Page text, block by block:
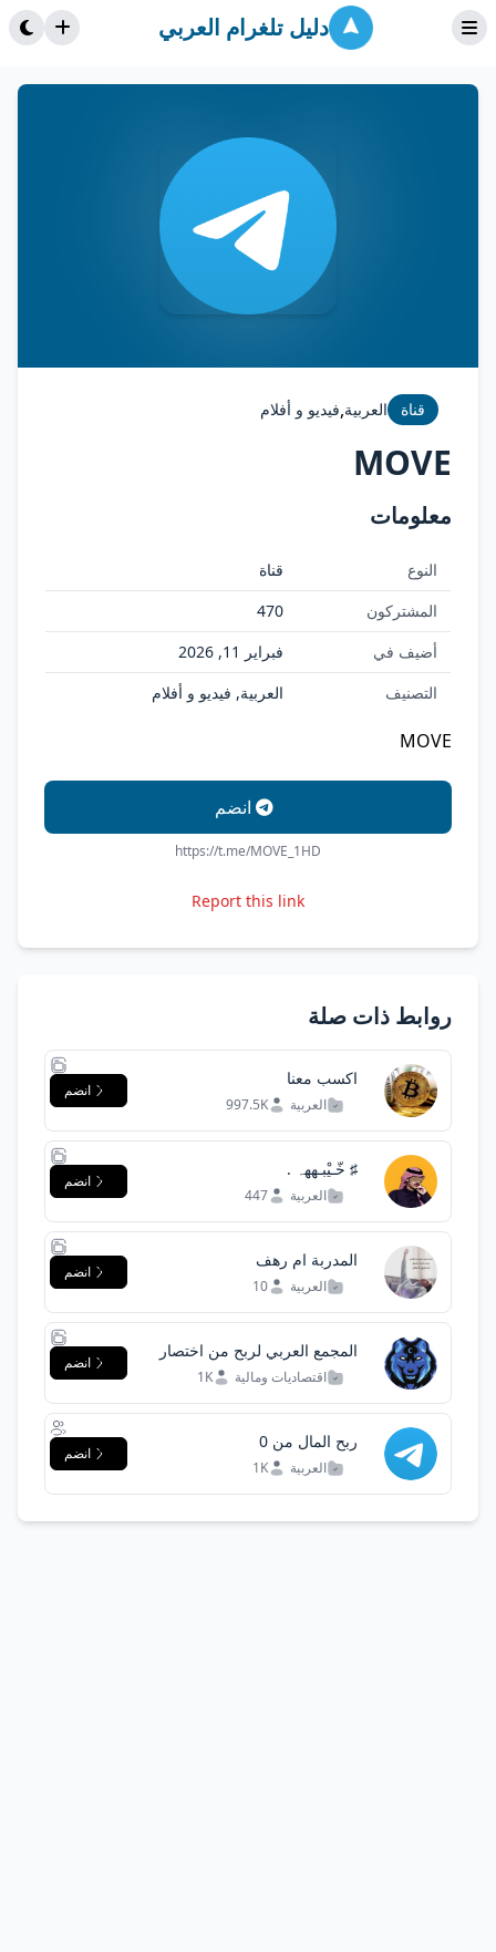
دليل تلغرام العربي
قناة العربية,فيديو و أفلام
MOVE
معلومات
النوع
قناة
المشتركون
470
أضيف في
فبراير 11, 2026
التصنيف
العربية, فيديو و أفلام
MOVE
انضم
https://t.me/MOVE_1HD
Report this link
روابط ذات صلة
اكسب معنا
العربية 997.5K
انضم
♯̶ خّـيْبـههہ .
العربية 447
انضم
المدربة ام رهف
العربية 10
انضم
المجمع العربي لربح من اختصار
الروابطاقتصاديات ومالية 1K
انضم
ربح المال من 0
العربية 1K
انضم